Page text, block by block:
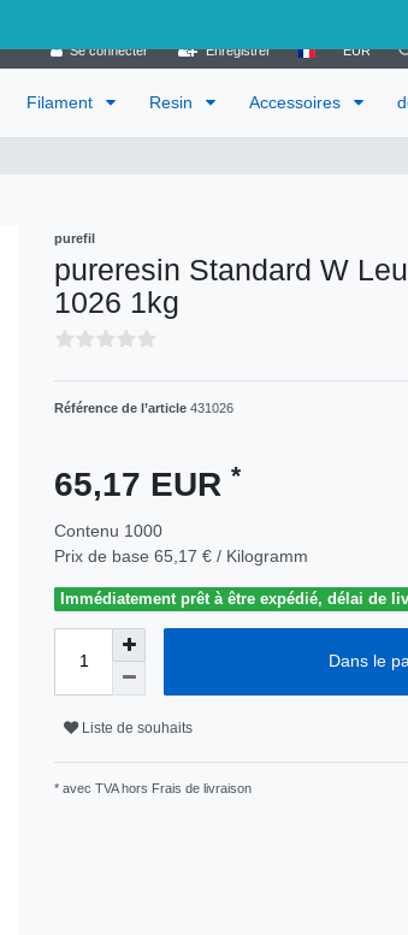
Se connecter Enregistrer EUR
Filament Resin Accessoires
purefil
pureresin Standard W
1026 1kg
Référence de l’article 431026
65,17 EUR *
Contenu 1000
Prix de base 65,17 € / Kilogramm
Immédiatement prêt à être expédié, délai de
Dans le
Liste de souhaits
* avec TVA hors Frais de livraison